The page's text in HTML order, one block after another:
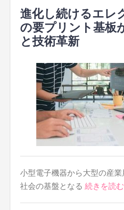
進化し続けるエレ
の要プリント基板
と技術革新
小型電子機器から大型の産
社会の基盤となる 続きを読